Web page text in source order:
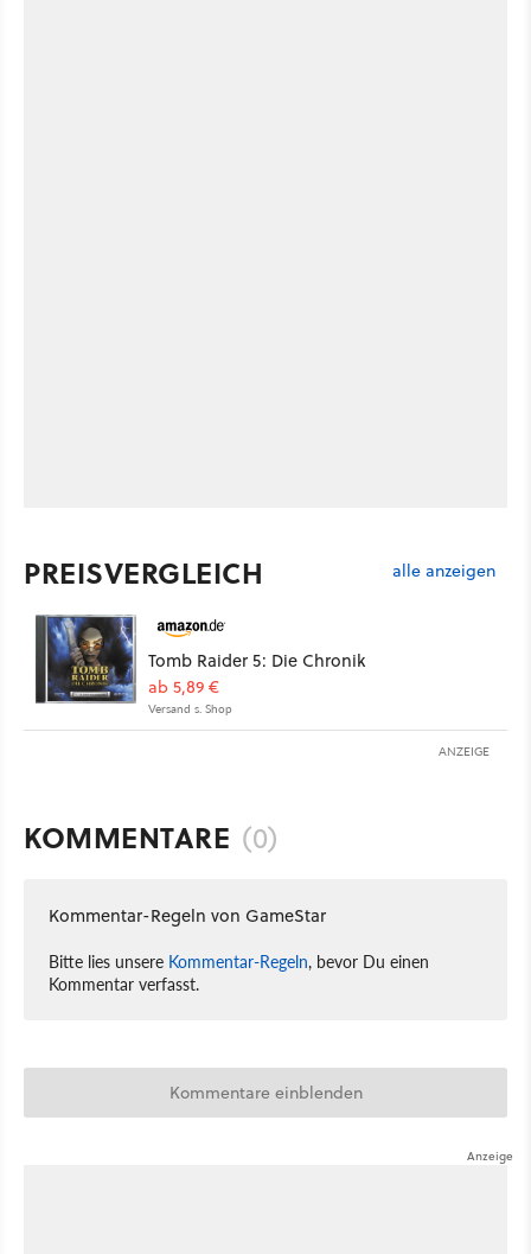
PREISVERGLEICH alle anzeigen
Tomb Raider 5: Die Chronik
ab 5,89 €
Versand s. Shop
ANZEIGE
KOMMENTARE (0)
Kommentar-Regeln von GameStar
Bitte lies unsere Kommentar-Regeln, bevor Du einen
Kommentar verfasst.
Kommentare einblenden